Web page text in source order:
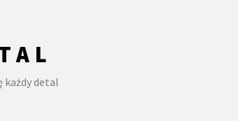
każdy detal